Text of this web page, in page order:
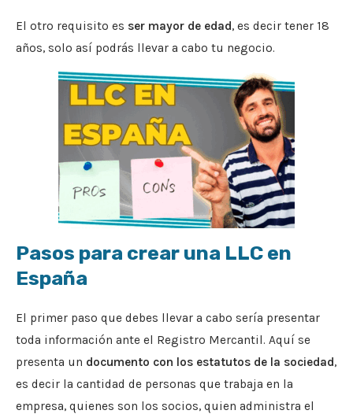
El otro requisito es ser mayor de edad, es decir tener 18
años, solo así podrás llevar a cabo tu negocio.
Pasos para crear una LLC en
España
El primer paso que debes llevar a cabo sería presentar
toda información ante el Registro Mercantil. Aquí se
presenta un documento con los estatutos de la sociedad,
es decir la cantidad de personas que trabaja en la
empresa, quienes son los socios, quien administra el